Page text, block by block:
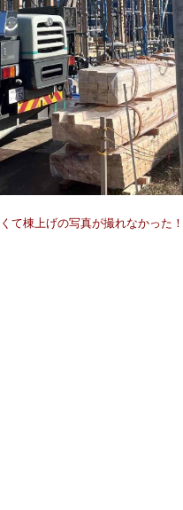
棟上げの写真が撮れなかった！